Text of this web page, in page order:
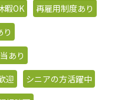
暇OK
再雇用制度あり
り
あり
迎
シニアの方活躍中